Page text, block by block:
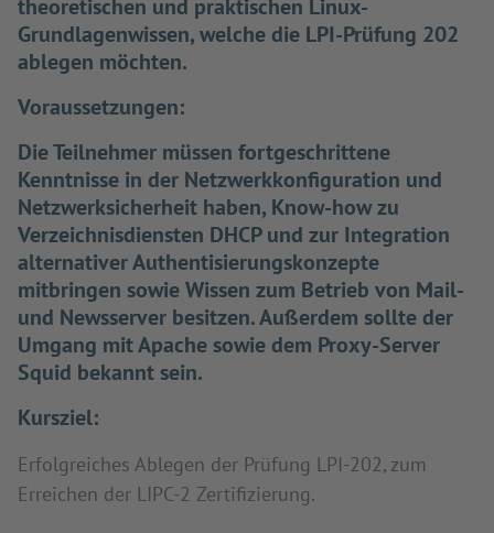
theoretischen und praktischen Linux-
Grundlagenwissen, welche die LPI-Prüfung 202
ablegen möchten.
Voraussetzungen:
Die Teilnehmer müssen fortgeschrittene
Kenntnisse in der Netzwerkkonfiguration und
Netzwerksicherheit haben, Know-how zu
Verzeichnisdiensten DHCP und zur Integration
alternativer Authentisierungskonzepte
mitbringen sowie Wissen zum Betrieb von Mail-
und Newsserver besitzen. Außerdem sollte der
Umgang mit Apache sowie dem Proxy-Server
Squid bekannt sein.
Kursziel:
Erfolgreiches Ablegen der Prüfung LPI-202, zum
Erreichen der LIPC-2 Zertifizierung.